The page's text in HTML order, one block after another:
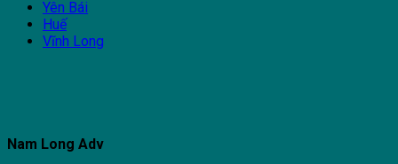
Yên Bái
Huế
Vĩnh Long
Nam Long Adv